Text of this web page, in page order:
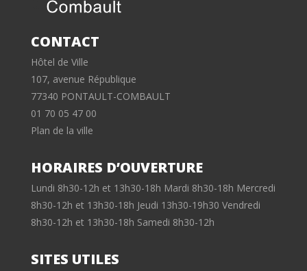
CONTACT
Hôtel de Ville
107, avenue République
77340 PONTAULT-COMBAULT
01 70 05 47 00
Plan de la ville
HORAIRES D’OUVERTURE
Lundi 8h30-12h et 13h30-18h Mardi 8h30-18h Mercredi
8h30-12h et 13h30-18h Jeudi 13h30-19h30 Vendredi
8h30-12h et 13h30-18h Samedi 8h30-12h
SITES UTILES